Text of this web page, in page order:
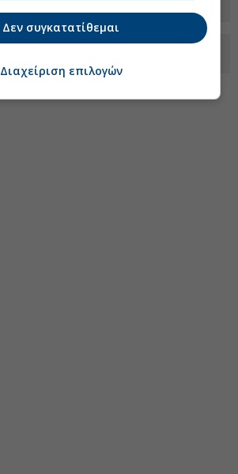
Δεν συγκατατίθεμαι
Διαχείριση επιλογών